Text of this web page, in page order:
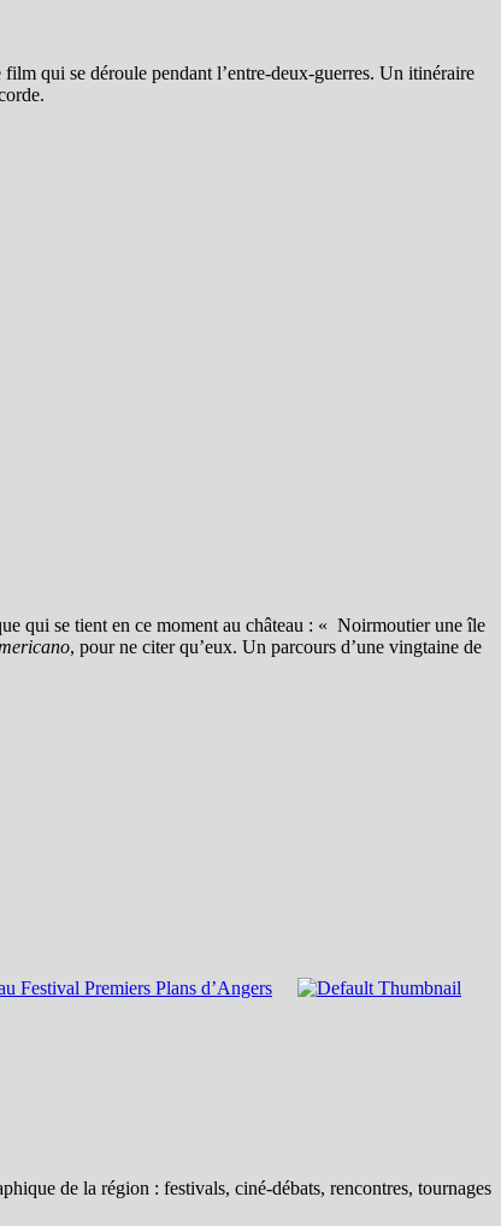
qui se déroule pendant l’entre-deux-guerres. Un itinéraire
qui se tient en ce moment au château : « Noirmoutier une île
, pour ne citer qu’eux. Un parcours d’une vingtaine de
Festival Premiers Plans d’Angers
de la région : festivals, ciné-débats, rencontres, tournages